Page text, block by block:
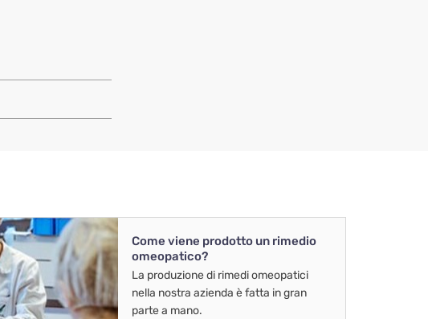
Come viene prodotto un rimedio
omeopatico?
La produzione di rimedi omeopatici
nella nostra azienda è fatta in gran
parte a mano.